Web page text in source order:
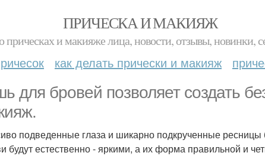
ПРИЧЕСКА И МАКИЯЖ
и макияже лица, новости, отзывы, новинки,
как делать прически и макияж
для бровей позволяет создать
подведенные глаза и шикарно подкрученные ресницы
будут естественно - яркими, а их форма правильной и